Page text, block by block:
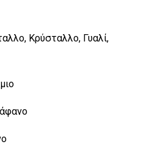
Κρύσταλλο, Γυαλί,